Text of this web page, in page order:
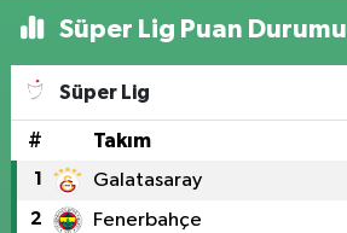
Süper Lig Puan Durumu
Süper Lig
# Takım
1 Galatasaray
2 Fenerbahçe